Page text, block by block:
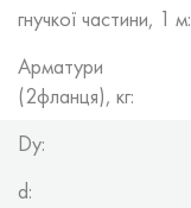
гнучкої частини, 1 м:
Арматури
(2фланця), кг:
Dy:
d: